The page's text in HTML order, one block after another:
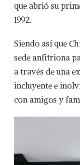
que abrió su
1992.
Siendo así que
sede anfitriona
a través de una
incluyente e
con amigos y